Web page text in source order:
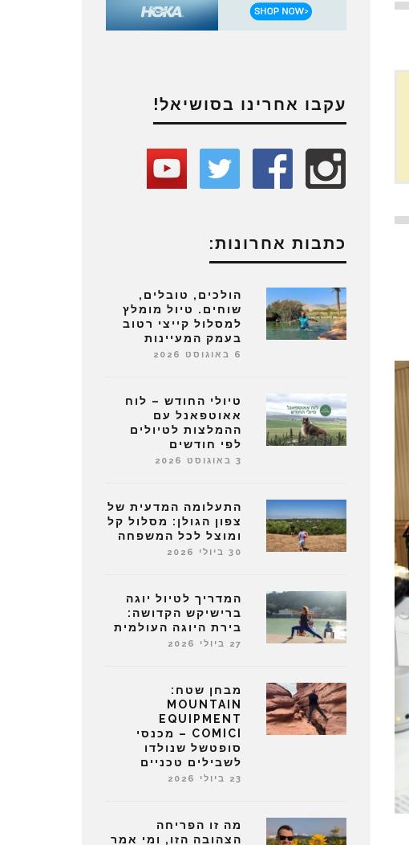
עקבו אחרינו בסושיאל!
כתבות אחרונות:
הולכים, טובלים,
שוחים. טיול מומלץ
למסלול קייצי רטוב
בעמק המעיינות
6 באוגוסט 2026
טיולי החודש – לוח
אאוטפאנל עם
ההמלצות לטיולים
לפי חודשים
3 באוגוסט 2026
התעלומה המדעית של
צפון הגולן: מסלול קל
ומוצל לכל המשפחה
30 ביולי 2026
המדריך לטיול יוגה
ברישיקש הקדושה:
בירת היוגה העולמית
27 ביולי 2026
מבחן שטח:
MOUNTAIN
EQUIPMENT
COMICI – מכנסי
סופטשל שנולדו
לשבילים טכניים
23 ביולי 2026
מה זו הפריחה
הצהובה הזו, ומי אמר